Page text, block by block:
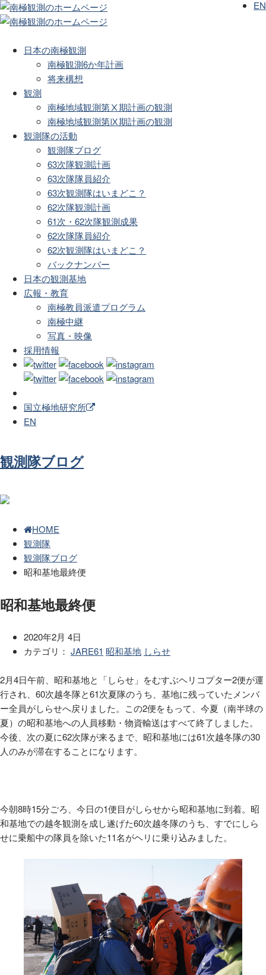
日本の南極観測
南極観測6か年計画
将来構想
観測
南極地域観測第Ⅹ期計画の観測
南極地域観測第Ⅸ期計画の観測
観測隊の活動
観測隊ブログ
63次隊観測計画
63次隊隊員紹介
63次観測隊はいまどこ？
62次隊観測計画
61次・62次隊観測成果
62次隊隊員紹介
62次観測隊はいまどこ？
バックナンバー
日本の観測基地
広報・教育
南極教員派遣プログラム
南極中継
写真・映像
採用情報
国立極地研究所
EN
EN
観測隊ブログ
HOME
観測隊
観測隊ブログ
昭和基地最終便
昭和基地最終便
2020年2月 4日
カテゴリ： JARE61 昭和基地 しらせ
2月4日午前、昭和基地と「しらせ」をむすぶヘリコプター2便が運
行され、 60次越冬隊と61次夏隊のうち、基地に残っていたメンバ
ー全員がしらせへ戻りました。この2便をもって、今夏（南半球の
夏）の昭和基地への人員移動・物資輸送はすべて終了しました。
今後、次の夏に62次隊が来るまで、昭和基地には61次越冬隊の30
人のみが滞在することになります。
今朝8時15分ごろ、今日の1便目がしらせから昭和基地に到着。昭
和基地での越冬観測を成し遂げた60次越冬隊のうち、すでにしら
せに乗船中の隊員を除いた11名がヘリに乗り込みました。